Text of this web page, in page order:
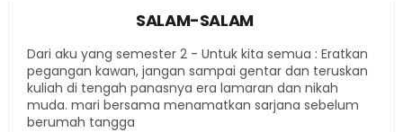
SALAM-SALAM
Dari aku yang semester 2 - Untuk kita semua : Eratkan
pegangan kawan, jangan sampai gentar dan teruskan
kuliah di tengah panasnya era lamaran dan nikah
muda. mari bersama menamatkan sarjana sebelum
berumah tangga